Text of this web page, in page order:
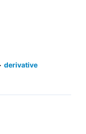
derivative